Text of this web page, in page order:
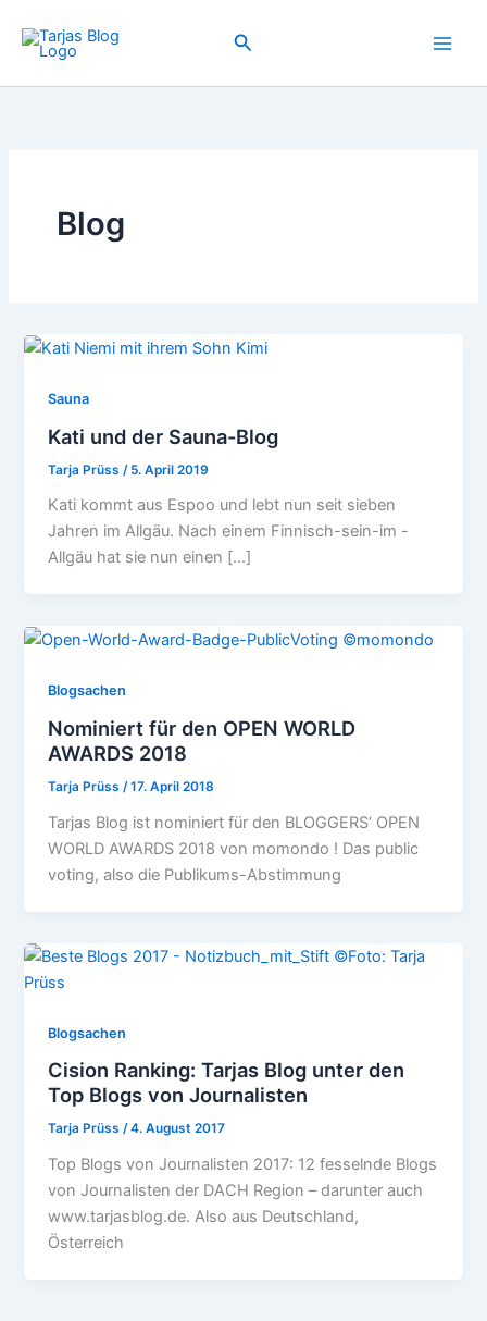
Inhalt
springen
Suchen
Blog
Sauna
Kati und der Sauna-Blog
Tarja Prüss / 5. April 2019
Kati kommt aus Espoo und lebt nun seit sieben
Jahren im Allgäu. Nach einem Finnisch-sein-im -
Allgäu hat sie nun einen […]
Blogsachen
Nominiert für den OPEN WORLD
AWARDS 2018
Tarja Prüss/17. April 2018
Tarjas Blog ist nominiert für den BLOGGERS‘ OPEN
WORLD AWARDS 2018 von momondo ! Das public
voting, also die Publikums-Abstimmung
Blogsachen
Cision Ranking: Tarjas Blog unter den
Top Blogs von Journalisten
Tarja Prüss/4. August 2017
Top Blogs von Journalisten 2017: 12 fesselnde Blogs
von Journalisten der DACH Region – darunter auch
www.tarjasblog.de. Also aus Deutschland,
Österreich